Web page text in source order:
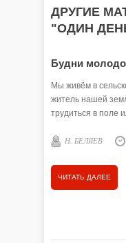
ДРУГИЕ
"ОДИН
Будни
Мы живём в
житель нашей
трудиться в поле
Н. БЕЛЯЕВ
ЧИТАТЬ ДАЛЕЕ